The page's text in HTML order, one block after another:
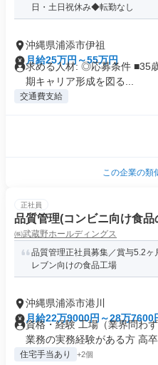
日・土日祝休み◆転勤なし
沖縄県浦添市伊祖
月給25万円～55万円
求める人材: ◎応募条件 ■35
期キャリア形成を図る...
交通費支給
この企業の類
正社員
品質管理(コンビニ向け食品
㈱武蔵野ホールディングス
品質管理正社員募集／賞与5.2
レブン向けの食品工場
沖縄県浦添市港川
月給22万9000円～28万7600
資格・経験 工場（業界問わ
業務の実務経験がある方 高卒
住宅手当あり +2個